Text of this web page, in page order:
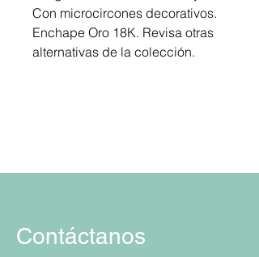
Con microcircones decorativos.
Enchape Oro 18K. Revisa otras
alternativas de la colección.
Contáctanos